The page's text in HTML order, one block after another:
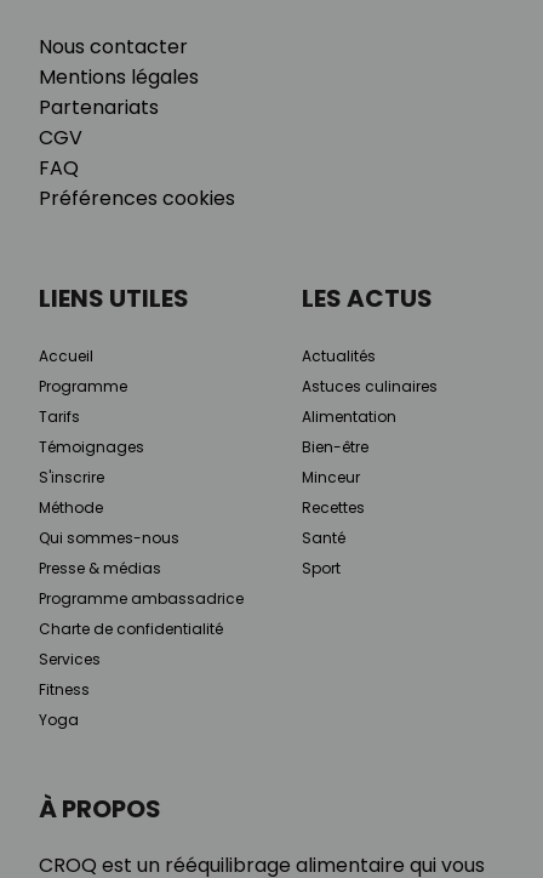
Nous contacter
Mentions légales
Partenariats
CGV
FAQ
Préférences cookies
À PROPOS
CROQ est un rééquilibrage alimentaire qui vous
LIENS UTILES
Accueil
Programme
Tarifs
Témoignages
S'inscrire
Méthode
Qui sommes-nous
Presse & médias
Programme ambassadrice
Charte de confidentialité
Services
Fitness
Yoga
LES ACTUS
Actualités
Astuces culinaires
Alimentation
Bien-être
Minceur
Recettes
Santé
Sport